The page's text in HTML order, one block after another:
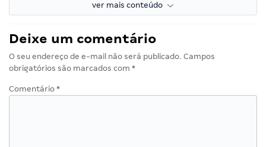
ver mais conteúdo
Deixe um comentário
O seu endereço de e-mail não será publicado. Campos
obrigatórios são marcados com *
Comentário *